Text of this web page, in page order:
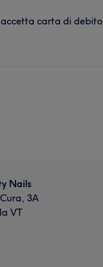
accetta carta di debito
Nails
3A
VT